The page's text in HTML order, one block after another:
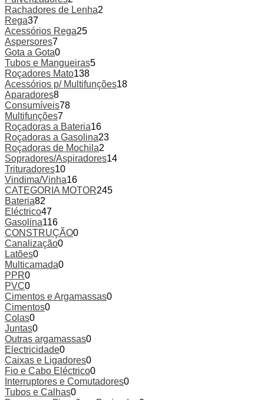
Rachadores de Lenha2
Rega37
Acessórios Rega25
Aspersores7
Gota a Gota0
Tubos e Mangueiras5
Roçadores Mato138
Acessórios p/ Multifunções18
Aparadores8
Consumíveis78
Multifunções7
Roçadoras a Bateria16
Roçadoras a Gasolina23
Roçadoras de Mochila2
Sopradores/Aspiradores14
Trituradores10
Vindima/Vinha16
CATEGORIA MOTOR245
Bateria82
Eléctrico47
Gasolina116
CONSTRUÇÃO0
Canalização0
Latões0
Multicamada0
PPR0
PVC0
Cimentos e Argamassas0
Cimentos0
Colas0
Juntas0
Outras argamassas0
Electricidade0
Caixas e Ligadores0
Fio e Cabo Eléctrico0
Interruptores e Comutadores0
Tubos e Calhas0